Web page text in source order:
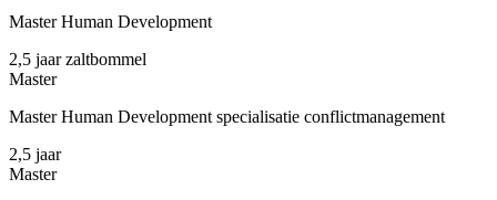
Master Human Development
2,5 jaarzaltbommel
Master
Master Human Development specialisatie conflictmanagement
2,5 jaar
Master